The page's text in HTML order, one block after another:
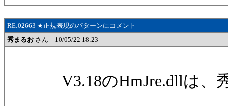
RE:02663 ★正規表現のパターンにコメント
秀まるお さん 10/05/22 18:23
V3.18のHmJre.dllは、